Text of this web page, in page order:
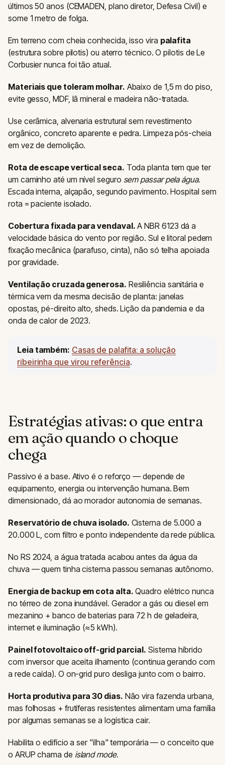
últimos 50 anos (CEMADEN, plano diretor, Defesa Civil) e
some 1 metro de folga.
Em terreno com cheia conhecida, isso vira palafita
(estrutura sobre pilotis) ou aterro técnico. O pilotis de Le
Corbusier nunca foi tão atual.
Materiais que toleram molhar. Abaixo de 1,5 m do piso,
evite gesso, MDF, lã mineral e madeira não-tratada.
Use cerâmica, alvenaria estrutural sem revestimento
orgânico, concreto aparente e pedra. Limpeza pós-cheia
em vez de demolição.
Rota de escape vertical seca. Toda planta tem que ter
um caminho até um nível seguro sem passar pela água.
Escada interna, alçapão, segundo pavimento. Hospital sem
rota = paciente isolado.
Cobertura fixada para vendaval. A NBR 6123 dá a
velocidade básica do vento por região. Sul e litoral pedem
fixação mecânica (parafuso, cinta), não só telha apoiada
por gravidade.
Ventilação cruzada generosa. Resiliência sanitária e
térmica vem da mesma decisão de planta: janelas
opostas, pé-direito alto, sheds. Lição da pandemia e da
onda de calor de 2023.
Leia também: Casas de palafita: a solução
ribeirinha que virou referência.
Estratégias ativas: o que entra
em ação quando o choque
chega
Passivo é a base. Ativo é o reforço — depende de
equipamento, energia ou intervenção humana. Bem
dimensionado, dá ao morador autonomia de semanas.
Reservatório de chuva isolado. Cisterna de 5.000 a
20.000 L, com filtro e ponto independente da rede pública.
No RS 2024, a água tratada acabou antes da água da
chuva — quem tinha cisterna passou semanas autônomo.
Energia de backup em cota alta. Quadro elétrico nunca
no térreo de zona inundável. Gerador a gás ou diesel em
mezanino + banco de baterias para 72 h de geladeira,
internet e iluminação (≈5 kWh).
Painel fotovoltaico off-grid parcial. Sistema híbrido
com inversor que aceita ilhamento (continua gerando com
a rede caída). O on-grid puro desliga junto com o bairro.
Horta produtiva para 30 dias. Não vira fazenda urbana,
mas folhosas + frutíferas resistentes alimentam uma família
por algumas semanas se a logística cair.
Habilita o edifício a ser "ilha" temporária — o conceito que
o ARUP chama de island mode.